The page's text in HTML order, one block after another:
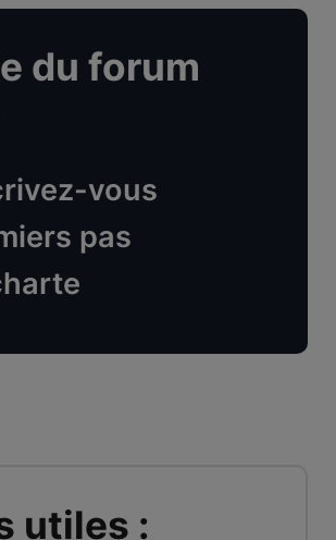
du forum
vous
pas
utiles :